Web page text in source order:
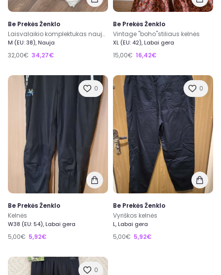
Be Prekės Ženklo
Laisvalaikio komplektukas naujas
M (EU: 38), Nauja
32,00€ 34,27€
Be Prekės Ženklo
Vintage "boho"stiliaus kelnės
XL (EU: 42), Labai gera
15,00€ 16,42€
0
Be Prekės Ženklo
Kelnės
W38 (EU: 54), Labai gera
5,00€ 5,92€
0
Be Prekės Ženklo
Vyriškos kelnės
L, Labai gera
5,00€ 5,92€
0